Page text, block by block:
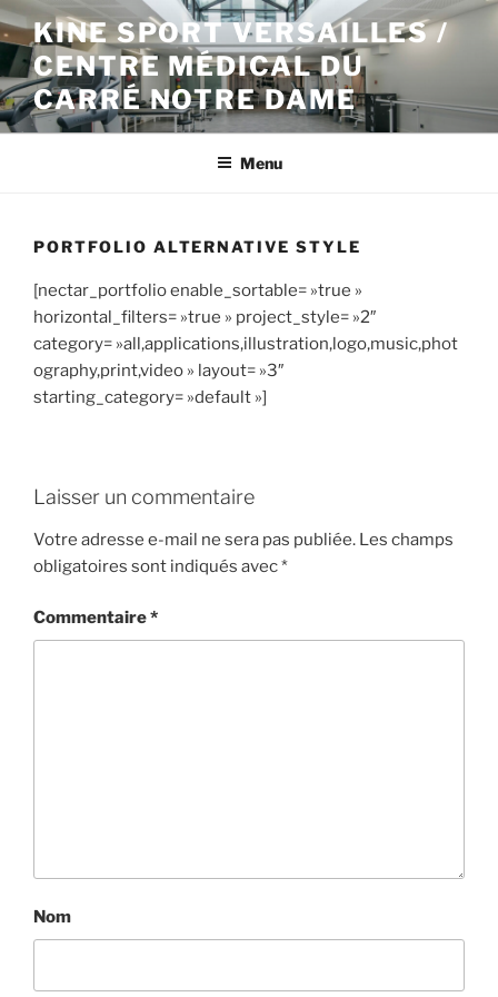
Aller
au
contenu
principal
KINE SPORT VERSAILLES /
CENTRE MÉDICAL DU
CARRÉ NOTRE DAME
Menu
PORTFOLIO ALTERNATIVE STYLE
[nectar_portfolio enable_sortable= »true »
horizontal_filters= »true » project_style= »2″
category= »all,applications,illustration,logo,music,phot
ography,print,video » layout= »3″
starting_category= »default »]
Laisser un commentaire
Votre adresse e-mail ne sera pas publiée. Les champs
obligatoires sont indiqués avec*
Commentaire*
Nom